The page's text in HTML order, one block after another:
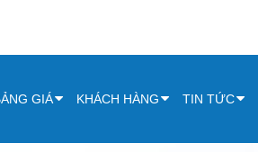
GIÁ KHÁCH HÀNG TIN TỨC